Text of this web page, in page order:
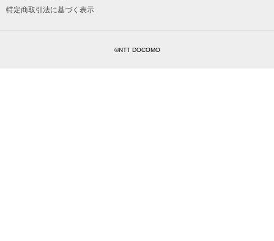
特定商取引法に基づく表示
©NTT DOCOMO